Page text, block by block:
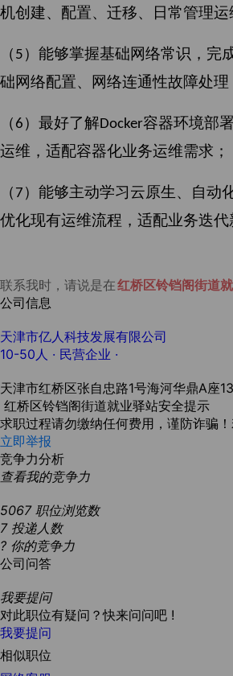
机创建、配置、迁移、日常管理运
（ 5 ）能够掌握基础网络常识，完
础网络配置、网络连通性故障处理
（ 6 ）最好了解Docker容器环境部
运维，适配容器化业务运维需求；
（ 7 ）能够主动学习云原生、自动
优化现有运维流程，适配业务迭代
联系我时，请说是在红桥区铃铛阁街道
公司信息
天津市亿人科技发展有限公司
10-50人 · 民营企业 ·
天津市红桥区张自忠路1号海河华鼎A座
红桥区铃铛阁街道就业驿站安全提示
求职过程请勿缴纳任何费用，谨防诈骗！
立即举报
竞争力分析
查看我的竞争力
5067 职位浏览数
7 投递人数
? 你的竞争力
公司问答
我要提问
对此职位有疑问？快来问问吧 !
我要提问
相似职位